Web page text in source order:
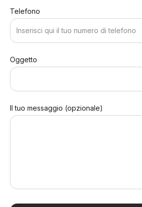
Telefono
Oggetto
Il tuo messaggio (opzionale)